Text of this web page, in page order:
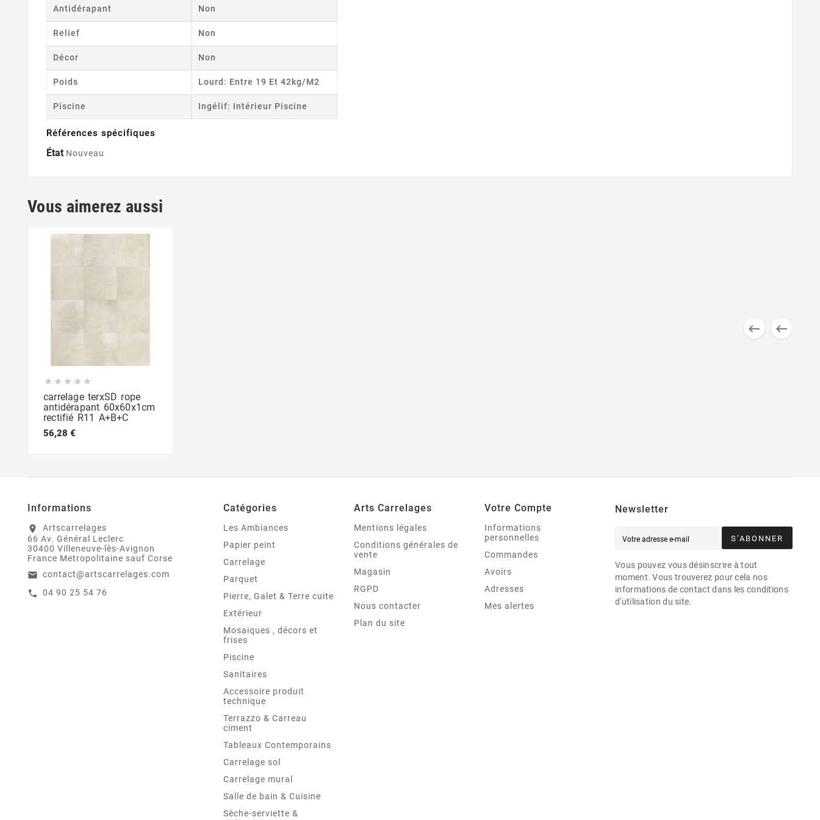
Antidérapant Non
Relief Non
Décor Non
Poids Lourd: Entre 19 Et 42kg/m2
Piscine Ingélif: Intérieur Piscine
Références spécifiques
État Nouveau
Vous aimerez aussi
 
    
carrelage terxSD rope
antidérapant 60x60x1cm
rectifié R11 A+B+C
56,28 €
Informations
location_on
Artscarrelages
66 Av. Général Leclerc
30400 Villeneuve-lès-Avignon
France Metropolitaine sauf Corse
email contact@artscarrelages.com
call 04 90 25 54 76
Catégories
Les Ambiances
Papier peint
Carrelage
Parquet
Pierre, Galet & Terre cuite
Extérieur
Mosaiques , décors et
frises
Piscine
Sanitaires
Accessoire produit
technique
Terrazzo & Carreau
ciment
Tableaux Contemporains
Carrelage sol
Carrelage mural
Salle de bain & Cuisine
Sèche-serviette &
Arts Carrelages
Mentions légales
Conditions générales de
vente
Magasin
RGPD
Nous contacter
Plan du site
Votre Compte
Informations
personnelles
Commandes
Avoirs
Adresses
Mes alertes
Newsletter
S’ABONNER
Vous pouvez vous désinscrire à tout
moment. Vous trouverez pour cela nos
informations de contact dans les conditions
d'utilisation du site.